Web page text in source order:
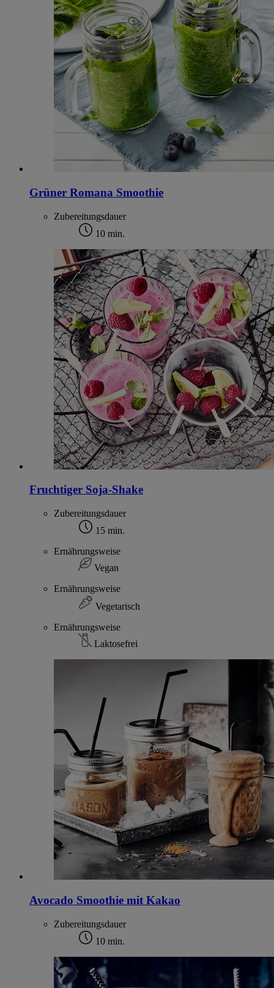
Grüner Romana Smoothie
Zubereitungsdauer
10 min.
Fruchtiger Soja-Shake
Zubereitungsdauer
15 min.
Ernährungsweise
Vegan
Ernährungsweise
Vegetarisch
Ernährungsweise
Laktosefrei
Avocado Smoothie mit Kakao
Zubereitungsdauer
10 min.